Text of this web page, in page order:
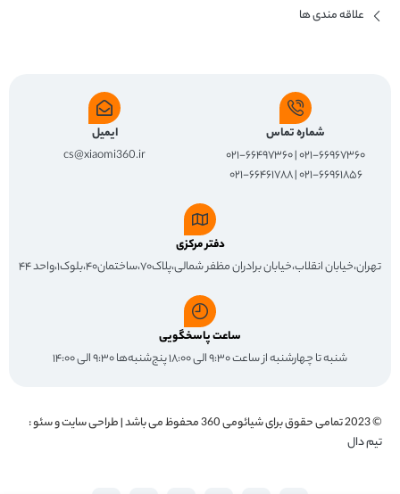
علاقه مندی ها
شماره تماس
۰۲۱-۶۶۹۶۷۳۶۰ | ۰۲۱-۶۶۴۹۷۳۶۰
۰۲۱-۶۶۹۶۱۸۵۶ | ۰۲۱-۶۶۴۶۱۷۸۸
ایمیل
cs@xiaomi360.ir
دفتر مرکزی
تهران،خیابان انقلاب،خیابان برادران مظفر شمالی،پلاک۷۰،ساختمان۴۰،بلوک۱،واحد ۴۴
ساعت پاسخگویی
شنبه تا چهارشنبه از ساعت ۹:۳۰ الی ۱۸:۰۰ پنج‌شنبه‌ها ۹:۳۰ الی ۱۴:۰۰
© 2023 تمامی حقوق برای شیائومی 360
محفوظ می باشد | طراحی سایت و سئو :
تیم دال